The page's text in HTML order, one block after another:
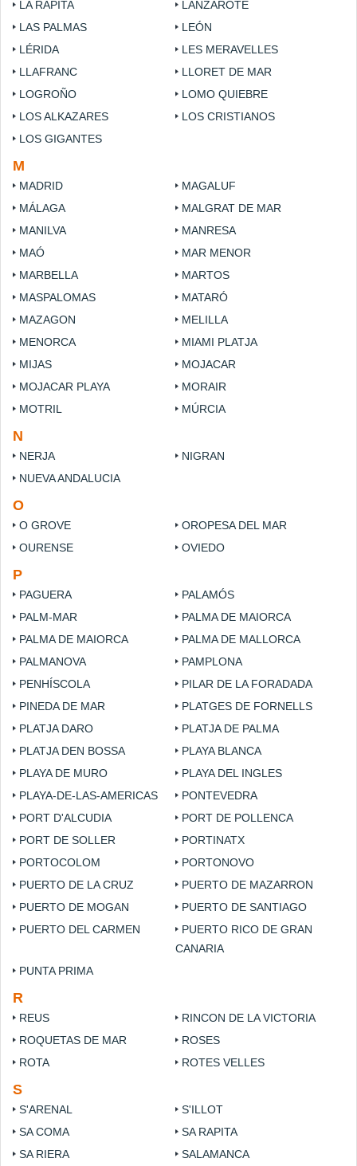
LA RAPITA
LANZAROTE
LAS PALMAS
LEÓN
LÉRIDA
LES MERAVELLES
LLAFRANC
LLORET DE MAR
LOGROÑO
LOMO QUIEBRE
LOS ALKAZARES
LOS CRISTIANOS
LOS GIGANTES
M
MADRID
MAGALUF
MÁLAGA
MALGRAT DE MAR
MANILVA
MANRESA
MAÓ
MAR MENOR
MARBELLA
MARTOS
MASPALOMAS
MATARÓ
MAZAGON
MELILLA
MENORCA
MIAMI PLATJA
MIJAS
MOJACAR
MOJACAR PLAYA
MORAIR
MOTRIL
MÚRCIA
N
NERJA
NIGRAN
NUEVA ANDALUCIA
O
O GROVE
OROPESA DEL MAR
OURENSE
OVIEDO
P
PAGUERA
PALAMÓS
PALM-MAR
PALMA DE MAIORCA
PALMA DE MAIORCA
PALMA DE MALLORCA
PALMANOVA
PAMPLONA
PENHÍSCOLA
PILAR DE LA FORADADA
PINEDA DE MAR
PLATGES DE FORNELLS
PLATJA DARO
PLATJA DE PALMA
PLATJA DEN BOSSA
PLAYA BLANCA
PLAYA DE MURO
PLAYA DEL INGLES
PLAYA-DE-LAS-AMERICAS
PONTEVEDRA
PORT D'ALCUDIA
PORT DE POLLENCA
PORT DE SOLLER
PORTINATX
PORTOCOLOM
PORTONOVO
PUERTO DE LA CRUZ
PUERTO DE MAZARRON
PUERTO DE MOGAN
PUERTO DE SANTIAGO
PUERTO DEL CARMEN
PUERTO RICO DE GRAN
CANARIA
PUNTA PRIMA
R
REUS
RINCON DE LA VICTORIA
ROQUETAS DE MAR
ROSES
ROTA
ROTES VELLES
S
S'ARENAL
S'ILLOT
SA COMA
SA RAPITA
SA RIERA
SALAMANCA